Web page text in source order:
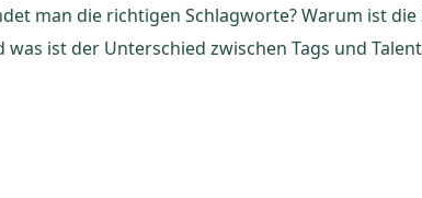
man die richtigen Schlagworte? Warum ist
ist der Unterschied zwischen Tags und